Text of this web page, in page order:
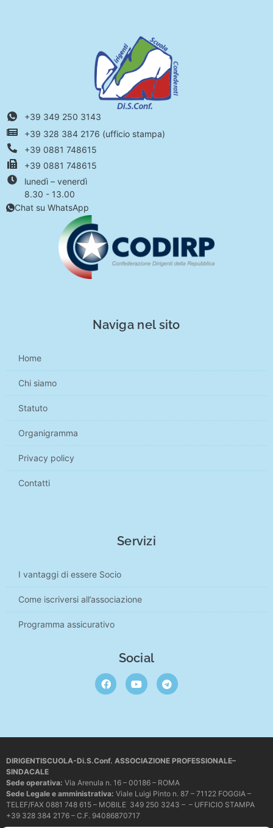
+39 349 250 3143
+39 328 384 2176 (ufficio stampa)
+39 0881 748615
+39 0881 748615
lunedì – venerdì
8.30 - 13.00
Chat su WhatsApp
Naviga nel sito
Home
Chi siamo
Statuto
Organigramma
Privacy policy
Contatti
Servizi
I vantaggi di essere Socio
Come iscriversi all’associazione
Programma assicurativo
Social
DIRIGENTISCUOLA-Di.S.Conf. ASSOCIAZIONE PROFESSIONALE–
SINDACALE
Sede operativa: Via Arenula n. 16 – 00186 – ROMA
Sede Legale e amministrativa: Viale Luigi Pinto n. 87 – 71122 FOGGIA –
TELEF/FAX 0881 748 615 – MOBILE 349 250 3243 – – UFFICIO STAMPA
+39 328 384 2176 – C.F. 94086870717